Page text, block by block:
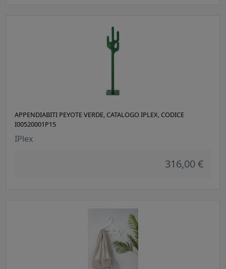
APPENDIABITI PEYOTE VERDE, CATALOGO IPLEX, CODICE
I00520001P15
IPlex
316,00 €